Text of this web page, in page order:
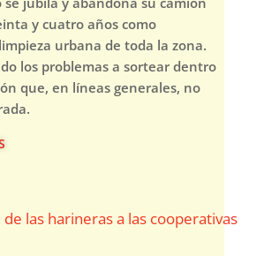
y cuatro años como
urbana de toda la zona.
los problemas a sortear dentro
que, en líneas generales, no